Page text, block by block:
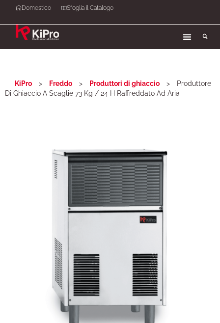
Domestico Sfoglia il Catalogo
KiPro > Freddo > Produttori di ghiaccio >
Produttore
Di Ghiaccio A Scaglie 73 Kg / 24 H Raffreddato Ad Aria